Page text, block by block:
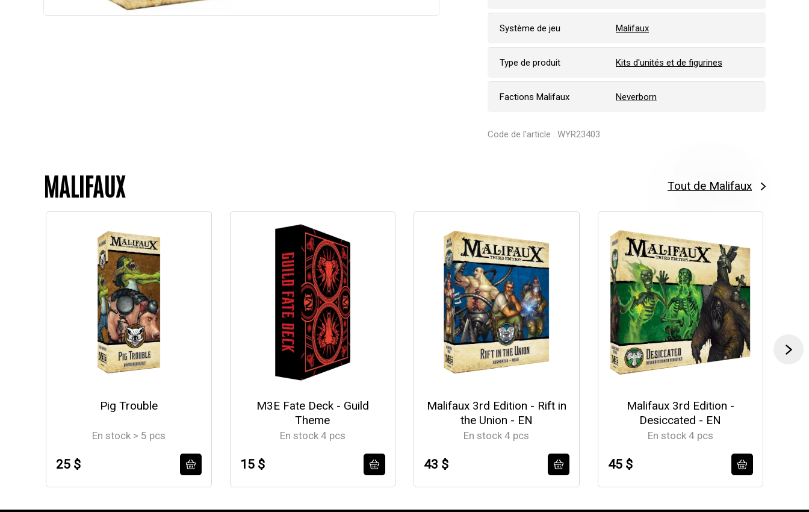
Système de jeu Malifaux
Type de produit Kits d'unités et de figurines
Factions Malifaux Neverborn
Code de l'article : WYR23403
MALIFAUX Tout de Malifaux
Pig Trouble
En stock > 5 pcs
25 $
M3E Fate Deck - Guild
Theme
En stock 4 pcs
15 $
Malifaux 3rd Edition - Rift in
the Union - EN
En stock 4 pcs
43 $
Malifaux 3rd Edition -
Desiccated - EN
En stock 4 pcs
45 $